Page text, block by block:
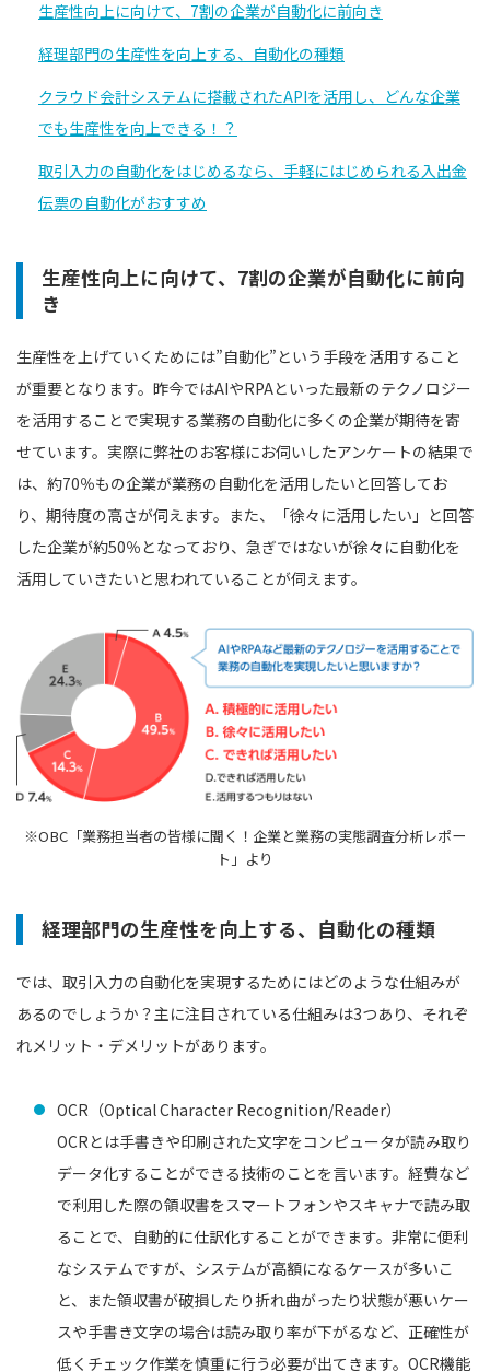
生産性向上に向けて、7割の企業が自動化に前向き
経理部門の生産性を向上する、自動化の種類
クラウド会計システムに搭載されたAPIを活用し、どんな企業
でも生産性を向上できる！？
取引入力の自動化をはじめるなら、手軽にはじめられる入出金
伝票の自動化がおすすめ
生産性向上に向けて、7割の企業が自動化に前向
き
生産性を上げていくためには”自動化”という手段を活用すること
が重要となります。昨今ではAIやRPAといった最新のテクノロジー
を活用することで実現する業務の自動化に多くの企業が期待を寄
せています。実際に弊社のお客様にお伺いしたアンケートの結果で
は、約70％もの企業が業務の自動化を活用したいと回答してお
り、期待度の高さが伺えます。また、「徐々に活用したい」と回答
した企業が約50％となっており、急ぎではないが徐々に自動化を
活用していきたいと思われていることが伺えます。
※OBC「業務担当者の皆様に聞く！企業と業務の実態調査分析レポー
ト」より
経理部門の生産性を向上する、自動化の種類
では、取引入力の自動化を実現するためにはどのような仕組みが
あるのでしょうか？主に注目されている仕組みは3つあり、それぞ
れメリット・デメリットがあります。
OCR（Optical Character Recognition/Reader）
OCRとは手書きや印刷された文字をコンピュータが読み取り
データ化することができる技術のことを言います。経費など
で利用した際の領収書をスマートフォンやスキャナで読み取
ることで、自動的に仕訳化することができます。非常に便利
なシステムですが、システムが高額になるケースが多いこ
と、また領収書が破損したり折れ曲がったり状態が悪いケー
スや手書き文字の場合は読み取り率が下がるなど、正確性が
低くチェック作業を慎重に行う必要が出てきます。OCR機能